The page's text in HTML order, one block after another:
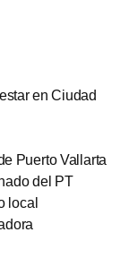
en Ciudad
Puerto Vallarta
del PT
local